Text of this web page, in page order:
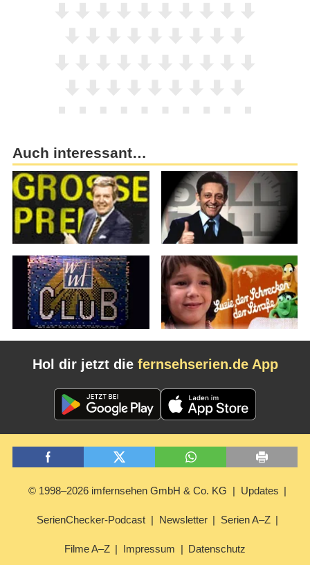
Auch interessant…
Hol dir jetzt die fernsehserien.de App
© 1998–2026 imfernsehen GmbH & Co. KG Updates
SerienChecker-Podcast Newsletter Serien A–Z
Filme A–Z Impressum Datenschutz